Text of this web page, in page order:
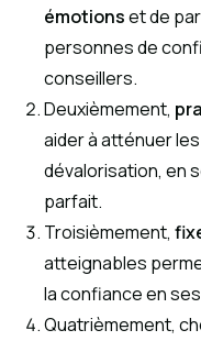
émotionset de
personnes de
conseillers.
Deuxièmement,
aider à atténuer
dévalorisation, en
parfait.
Troisièmement,
atteignables
la confiance en
Quatrièmement,